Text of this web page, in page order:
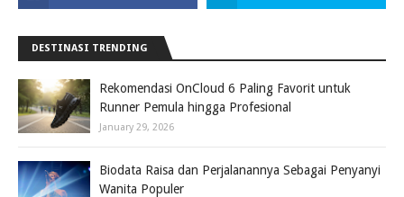
DESTINASI TRENDING
Rekomendasi OnCloud 6 Paling Favorit untuk
Runner Pemula hingga Profesional
January 29, 2026
Biodata Raisa dan Perjalanannya Sebagai Penyanyi
Wanita Populer